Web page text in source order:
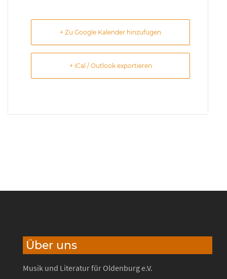
+ Zu Google Kalender hinzufügen
+ iCal / Outlook exportieren
Über uns
Musik und Literatur für Oldenburg e.V.